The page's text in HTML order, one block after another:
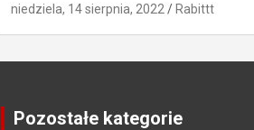
niedziela, 14 sierpnia, 2022 Rabittt
Pozostałe kategorie